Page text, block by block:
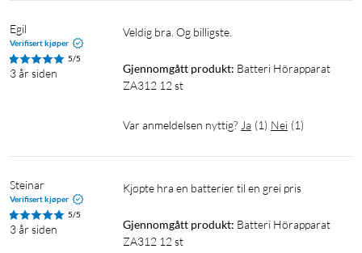
Egil
Verifisert kjøper
5/5
3 år siden
Veldig bra. Og billigste.
Gjennomgått produkt: Batteri Hörapparat
ZA312 12 st
Var anmeldelsen nyttig? Ja (1) Nei (1)
Steinar
Verifisert kjøper
5/5
3 år siden
Kjøpte hra en batterier til en grei pris
Gjennomgått produkt: Batteri Hörapparat
ZA312 12 st